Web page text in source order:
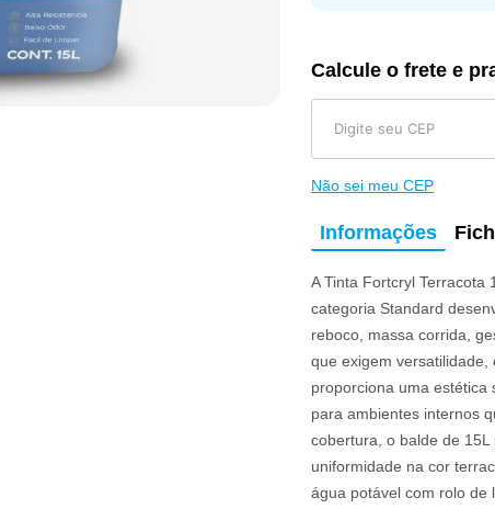
Calcule o frete e
Não sei meu CEP
Informações
A Tinta Fortcryl Terracota
categoria Standard
reboco, massa corrida,
que exigem
proporciona uma estética
para ambientes internos
cobertura, o balde de
uniformidade na cor
água potável com rolo de